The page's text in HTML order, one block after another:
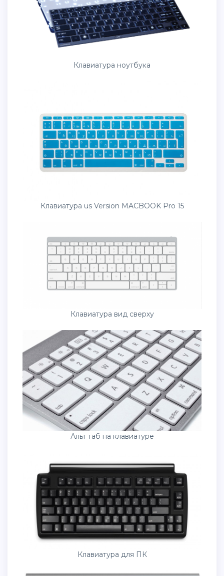
Клавиатура ноутбука
Клавиатура us Version MACBOOK Pro 15
Клавиатура вид сверху
Альт таб на клавиатуре
Клавиатура для ПК